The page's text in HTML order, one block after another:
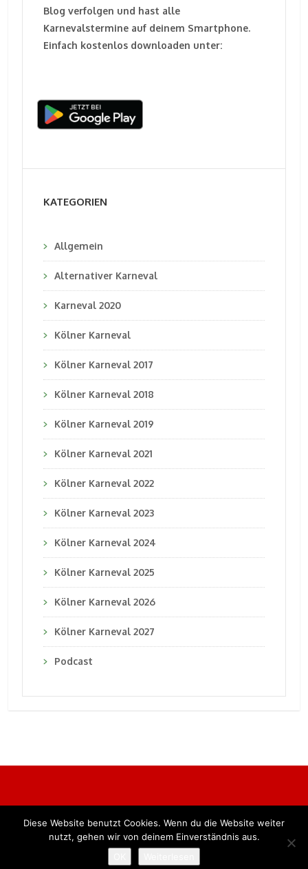
Blog verfolgen und hast alle
Karnevalstermine auf deinem Smartphone.
Einfach kostenlos downloaden unter:
KATEGORIEN
Allgemein
Alternativer Karneval
Karneval 2020
Kölner Karneval
Kölner Karneval 2017
Kölner Karneval 2018
Kölner Karneval 2019
Kölner Karneval 2021
Kölner Karneval 2022
Kölner Karneval 2023
Kölner Karneval 2024
Kölner Karneval 2025
Kölner Karneval 2026
Kölner Karneval 2027
Podcast
Alle Rechte vorbehalten. BKB Verlag GmbH
Diese Website benutzt Cookies. Wenn du die Website weiter
nutzt, gehen wir von deinem Einverständnis aus.